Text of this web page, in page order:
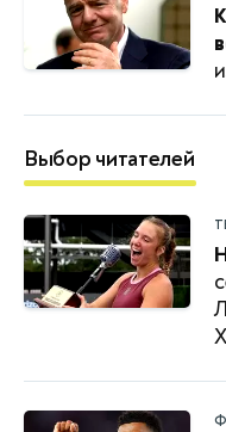
Выбор читателей